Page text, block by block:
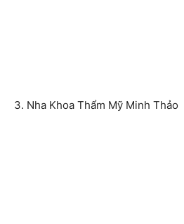
3. Nha Khoa Thẩm Mỹ Minh Thảo